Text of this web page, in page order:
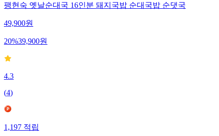
팽현숙 옛날순대국 16인분 돼지국밥 순대국밥 순댓국
49,900원
20%39,900원
4.3
(4)
1,197 적립